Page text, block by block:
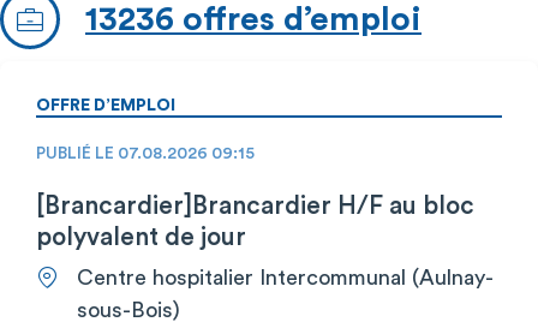
13236 offres d’emploi
OFFRE D’EMPLOI
PUBLIÉ LE 07.08.2026 09:15
[Brancardier]Brancardier H/F au bloc
polyvalent de jour
Centre hospitalier Intercommunal (Aulnay-
sous-Bois)